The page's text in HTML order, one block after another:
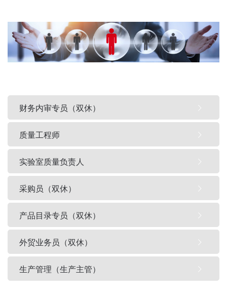
财务内审专员（双休）
质量工程师
实验室质量负责人
采购员（双休）
产品目录专员（双休）
外贸业务员（双休）
生产管理（生产主管）